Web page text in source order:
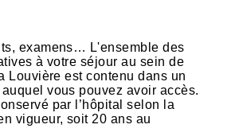
examens… L'ensemble des
à votre séjour au sein de
Louvière est contenu dans un
vous pouvez avoir accès.
par l’hôpital selon la
vigueur, soit 20 ans au